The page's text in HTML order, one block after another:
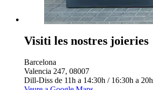
Visiti les nostres joieries
Barcelona
Valencia 247, 08007
Dill-Diss de 11h a 14:30h / 16:30h a 20h